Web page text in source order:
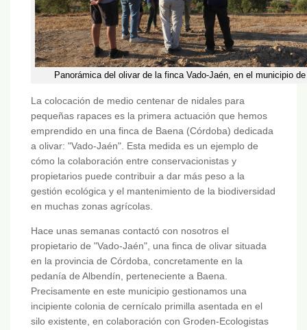
Panorámica del olivar de la finca Vado-Jaén, en el municipio
La colocación de medio centenar de nidales para
pequeñas rapaces es la primera actuación que hemos
emprendido en una finca de Baena (Córdoba) dedicada
a olivar: "Vado-Jaén". Esta medida es un ejemplo de
cómo la colaboración entre conservacionistas y
propietarios puede contribuir a dar más peso a la
gestión ecológica y el mantenimiento de la biodiversidad
en muchas zonas agrícolas.
Hace unas semanas contactó con nosotros el
propietario de "Vado-Jaén", una finca de olivar situada
en la provincia de Córdoba, concretamente en la
pedanía de Albendín, perteneciente a Baena.
Precisamente en este municipio gestionamos una
incipiente colonia de cernícalo primilla asentada en el
silo existente, en colaboración con Groden-Ecologistas